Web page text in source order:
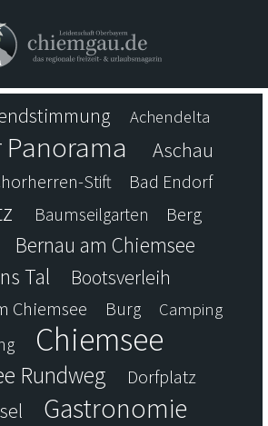
Achendelta
Panorama Aschau
Stift Bad Endorf
Baumseilgarten Berg
Bernau am Chiemsee
Tal Bootsverleih
Chiemsee Burg Camping
Chiemsee
Rundweg Dorfplatz
Gastronomie